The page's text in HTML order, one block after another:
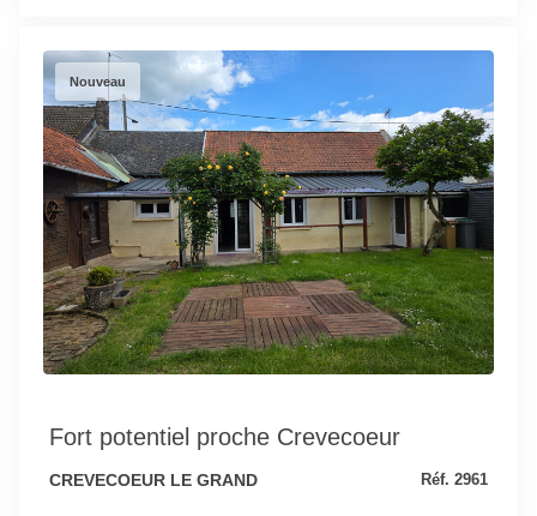
Nouveau
Fort potentiel proche Crevecoeur
CREVECOEUR LE GRAND Réf. 2961